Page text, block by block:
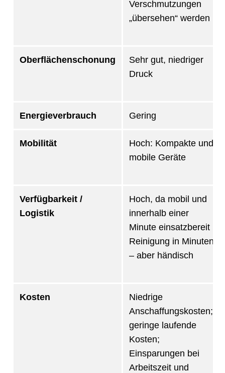
Verschmutzungen
„übersehen“ werden
Oberflächenschonung
Sehr gut, niedriger
Druck
Energieverbrauch Gering
Mobilität
Hoch: Kompakte und
mobile Geräte
Verfügbarkeit /
Logistik
Hoch, da mobil und
innerhalb einer
Minute einsatzbereit
Reinigung in Minuten
– aber händisch
Kosten
Niedrige
Anschaffungskosten;
geringe laufende
Kosten;
Einsparungen bei
Arbeitszeit und